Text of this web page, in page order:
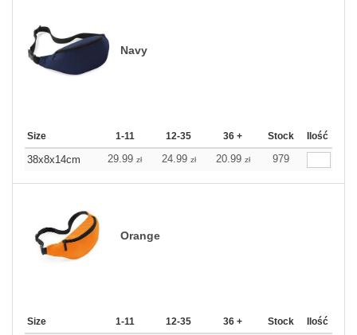
Navy
Size 1-11 12-35 36 + Stock Ilość
38x8x14cm 29.99 zł 24.99 zł 20.99 zł 979
Orange
Size 1-11 12-35 36 + Stock Ilość